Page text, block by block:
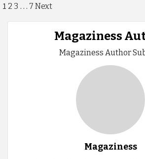
Paginación
de
entradas
1 2 3 … 7 Next
Magaziness
Magaziness Author
Magaziness